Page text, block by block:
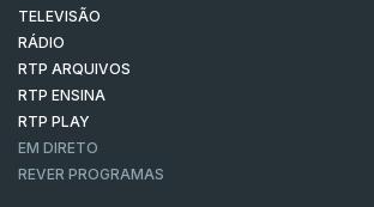
TELEVISÃO
RÁDIO
RTP ARQUIVOS
RTP ENSINA
RTP PLAY
EM DIRETO
REVER PROGRAMAS